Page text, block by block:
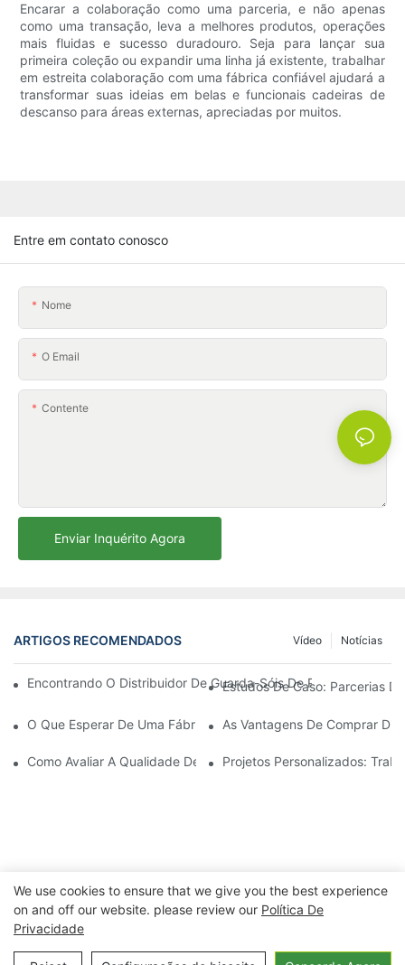
Encarar a colaboração como uma parceria, e não apenas
como uma transação, leva a melhores produtos, operações
mais fluidas e sucesso duradouro. Seja para lançar sua
primeira coleção ou expandir uma linha já existente, trabalhar
em estreita colaboração com uma fábrica confiável ajudará a
transformar suas ideias em belas e funcionais cadeiras de
descanso para áreas externas, apreciadas por muitos.
Entre em contato conosco
Nome
O Email
Contente
Enviar Inquérito Agora
ARTIGOS RECOMENDADOS Notícias
Vídeo
Encontrando O Distribuidor De Guarda-Sóis De Praia Ideal
Estudos De Caso: Parcerias
O Que Esperar De Uma Fábrica De Cadeiras De Descanso
As Vantagens De Comprar
Como Avaliar A Qualidade De Uma Fábrica De Cadeiras De
Projetos Personalizados:
Outdoor&Eletrodomésticos Co., Ltd. |Política de Privacidade
We use cookies to ensure that we give you the best experience
on and off our website. please review our Política De
Privacidade